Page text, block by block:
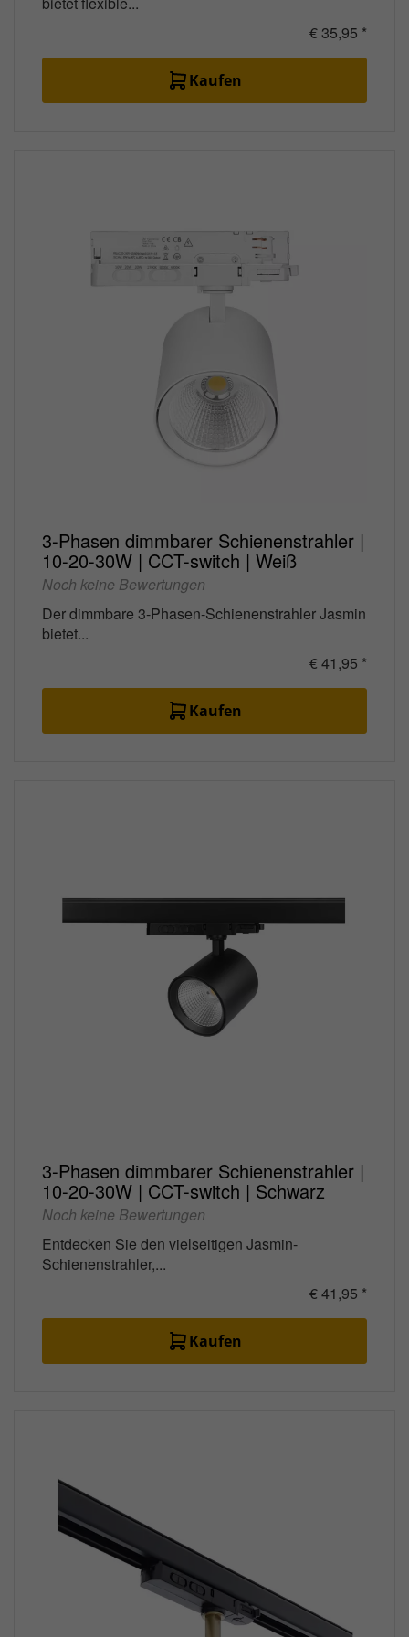
€ 35,95 *
Kaufen
3-Phasen dimmbarer Schienenstrahler |
10-20-30W | CCT-switch | Weiß
Noch keine Bewertungen
Der dimmbare 3-Phasen-Schienenstrahler Jasmin
bietet...
€ 41,95 *
Kaufen
3-Phasen dimmbarer Schienenstrahler |
10-20-30W | CCT-switch | Schwarz
Noch keine Bewertungen
Entdecken Sie den vielseitigen Jasmin-
Schienenstrahler,...
€ 41,95 *
Kaufen